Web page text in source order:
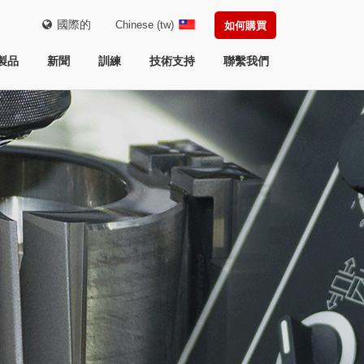
國際的 如何購買
Chinese (tw)
品 新聞 訓練 技術支持 聯繫我們